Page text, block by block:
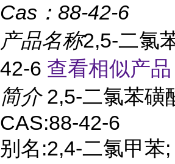
Cas： 88-42-6
产品名称2,5-二氯
42-6 查看相似产
简介 2,5-二氯苯磺
CAS:88-42-6
别名:2,4-二氯甲苯;